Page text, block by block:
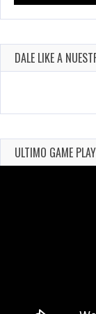
DALE LIKE A
ULTIMO GAME PLAY